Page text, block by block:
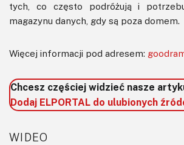
tych, co często podróżują i
magazynu danych, gdy są poza domem.
Więcej informacji pod adresem:
Chcesz częściej widzieć nasze
Dodaj ELPORTAL do ulubionych
WIDEO